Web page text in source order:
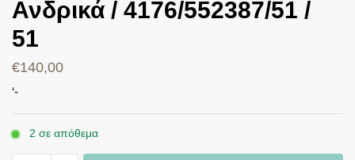
Ανδρικά / 4176/552387/51 /
51
€140,00
‘-
2 σε απόθεμα